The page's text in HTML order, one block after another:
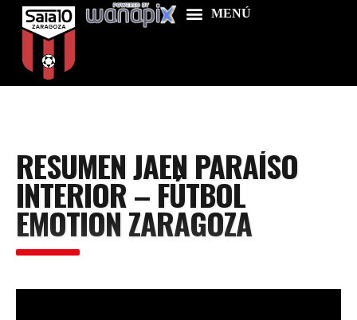
Food & Drink
Features
News
Contacts
RESUMEN JAEN PARAÍSO
INTERIOR – FÚTBOL
EMOTION ZARAGOZA